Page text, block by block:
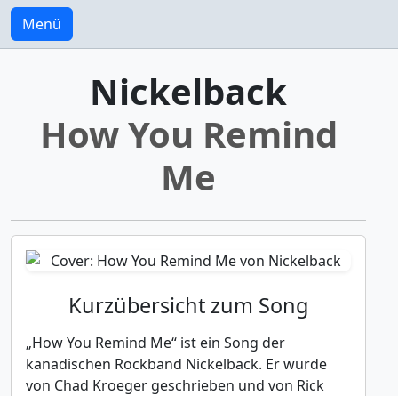
Menü
Nickelback
How You Remind
Me
Kurzübersicht zum Song
„How You Remind Me“ ist ein Song der
kanadischen Rockband Nickelback. Er wurde
von Chad Kroeger geschrieben und von Rick